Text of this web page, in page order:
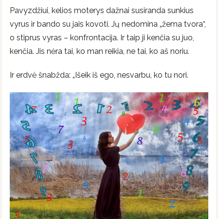
Pavyzdžiui, kelios moterys dažnai susiranda sunkius
vyrus ir bando su jais kovoti. Jų nedomina „žema tvora“,
o stiprus vyras – konfrontacija. Ir taip ji kenčia su juo,
kenčia. Jis nėra tai, ko man reikia, ne tai, ko aš noriu.
Ir erdvė šnabžda: „Išeik iš ego, nesvarbu, ko tu nori.